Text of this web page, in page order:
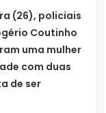
(26), policiais
Coutinho
uma mulher
com duas
de ser